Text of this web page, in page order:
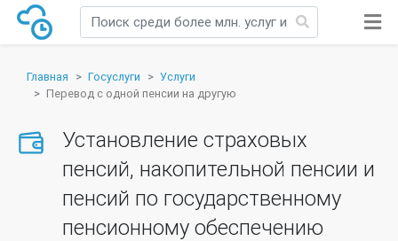
Главная Госуслуги
Услуги
Перевод с одной пенсии на другую
Установление страховых
пенсий, накопительной пенсии и
пенсий по государственному
пенсионному обеспечению